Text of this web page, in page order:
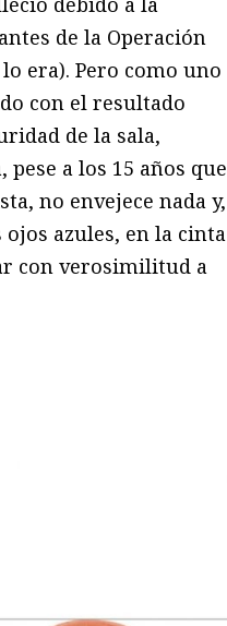
de la Operación
era). Pero como uno
con el resultado
de la sala,
a los 15 años que
no envejece nada y,
azules, en la cinta
con verosimilitud a